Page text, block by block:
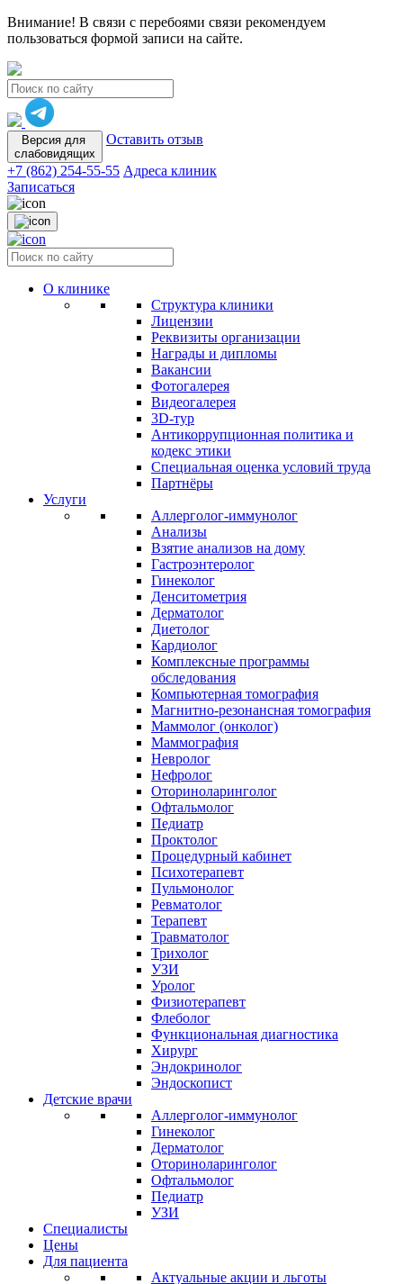
Внимание! В связи с перебоями связи рекомендуем
пользоваться формой записи на сайте.
Версия для
слабовидящих
Оставить отзыв
+7 (862) 254-55-55 Адреса клиник
Записаться
О клинике
Структура клиники
Лицензии
Реквизиты организации
Награды и дипломы
Вакансии
Фотогалерея
Видеогалерея
3D-тур
Антикоррупционная политика и
кодекс этики
Специальная оценка условий труда
Партнёры
Услуги
Аллерголог-иммунолог
Анализы
Взятие анализов на дому
Гастроэнтеролог
Гинеколог
Денситометрия
Дерматолог
Диетолог
Кардиолог
Комплексные программы
обследования
Компьютерная томография
Магнитно-резонансная томография
Маммолог (онколог)
Маммография
Невролог
Нефролог
Оториноларинголог
Офтальмолог
Педиатр
Проктолог
Процедурный кабинет
Психотерапевт
Пульмонолог
Ревматолог
Терапевт
Травматолог
Трихолог
УЗИ
Уролог
Физиотерапевт
Флеболог
Функциональная диагностика
Хирург
Эндокринолог
Эндоскопист
Детские врачи
Аллерголог-иммунолог
Гинеколог
Дерматолог
Оториноларинголог
Офтальмолог
Педиатр
УЗИ
Специалисты
Цены
Для пациента
Актуальные акции и льготы